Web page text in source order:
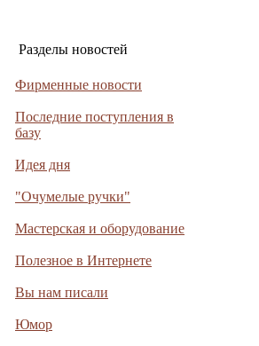
Разделы новостей
Фирменные новости
Последние поступления в
базу
Идея дня
"Очумелые ручки"
Мастерская и оборудование
Полезное в Интернете
Вы нам писали
Юмор